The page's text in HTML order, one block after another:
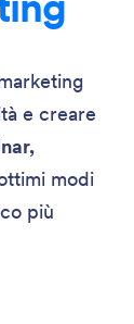
e creare
modi
più